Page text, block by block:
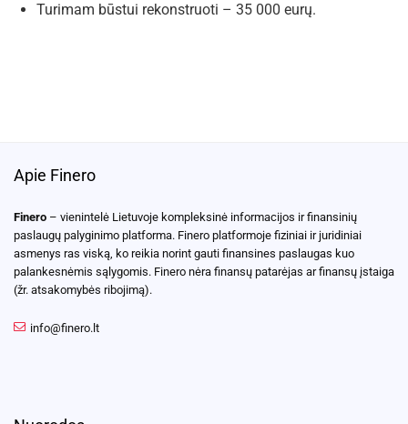
Turimam būstui rekonstruoti – 35 000 eurų.
Apie Finero
Finero – vienintelė Lietuvoje kompleksinė informacijos ir finansinių
paslaugų palyginimo platforma. Finero platformoje fiziniai ir juridiniai
asmenys ras viską, ko reikia norint gauti finansines paslaugas kuo
palankesnėmis sąlygomis. Finero nėra finansų patarėjas ar finansų įstaiga
(žr. atsakomybės ribojimą).
info@finero.lt